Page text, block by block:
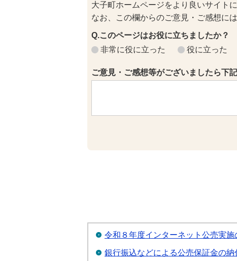
大子町ホームページをより良いサイト
なお、この欄からのご意見・ご感想に
Q.このページはお役に立ちましたか？
非常に役に立った
役に立った
ご意見・ご感想等がございましたら下
令和８年度インターネット公売実施
銀行振込などによる公売保証金の納